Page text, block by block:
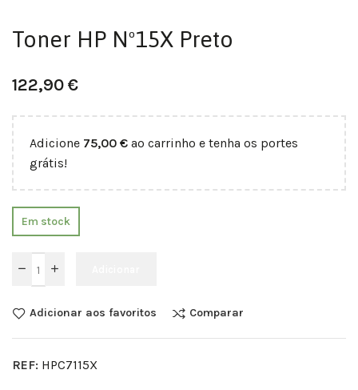
Toner HP Nº15X Preto
122,90€
Adicione 75,00 € ao carrinho e tenha os portes
grátis!
Em stock
Adicionar aos favoritos Comparar
REF: HPC7115X